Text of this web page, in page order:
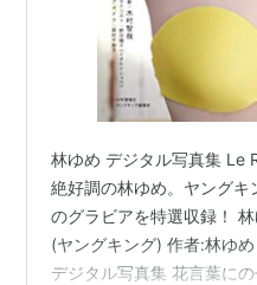
林ゆめ デジタル写真集 Le
絶好調の林ゆめ。ヤング
のグラビアを特選収録！
(ヤングキング) 作者:林ゆ
デジタル写真集 花言葉に